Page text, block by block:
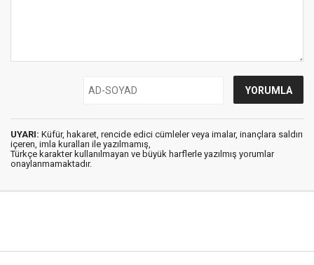
UYARI: Küfür, hakaret, rencide edici cümleler veya imalar, inançlara saldırı
içeren, imla kuralları ile yazılmamış,
Türkçe karakter kullanılmayan ve büyük harflerle yazılmış yorumlar
onaylanmamaktadır.